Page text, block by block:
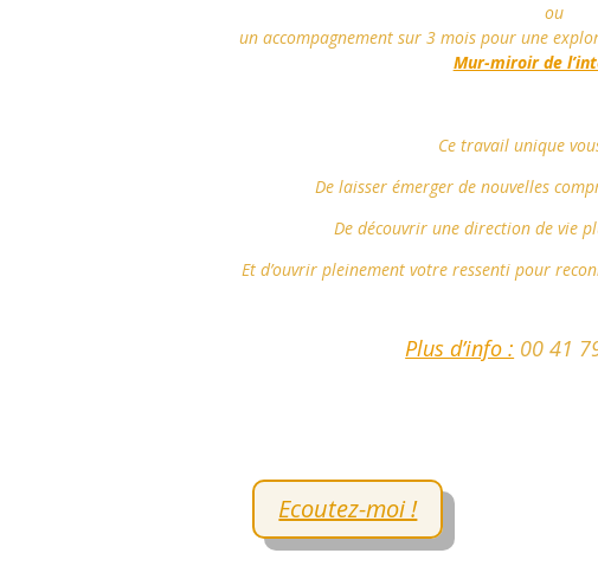
ou
un accompagnement sur 3 mois pour une
Mur-miroir de
Ce travail unique
De laisser émerger de nouvelles
De découvrir une direction de vie
Et d’ouvrir pleinement votre ressenti pour
Plus d’info : 00 41
Ecoutez-moi !